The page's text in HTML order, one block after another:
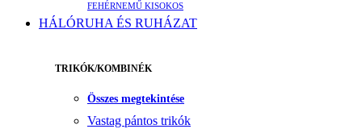
FEHÉRNEMŰ KISOKOS
HÁLÓRUHA ÉS RUHÁZAT
TRIKÓK/KOMBINÉK
Összes megtekintése
Vastag pántos trikók